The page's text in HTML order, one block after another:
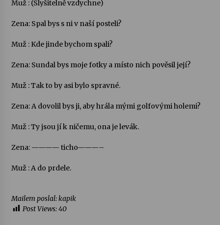
17. 7. 2026
Ozvěny prázdnin
Za kulturou kousek za Humpolec. V Želivě ožije
13. 7. 2026
Varhanní recitál Michala Novenka v Klášteře
3. 7. 2026
Muž : (Slyšitelně vzdychne)
Zena: Spal bys s ni v naší posteli?
Muž : Kde jinde bychom spali?
Zena: Sundal bys moje fotky a místo nich pověsil její?
Muž : Tak to by asi bylo spravné.
Zena: A dovolil bys ji, aby hrála mými golfovými holemi?
Muž : Ty jsou jí k ničemu, ona je levák.
Zena: ———— ticho———–
Muž : A do prdele.
Mailem poslal: kapik
Post Views:40